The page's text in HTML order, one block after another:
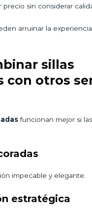
precio sin considerar
arruinar la
sillas
con otros
funcionan mejor si
impecable y elegante.
estratégica